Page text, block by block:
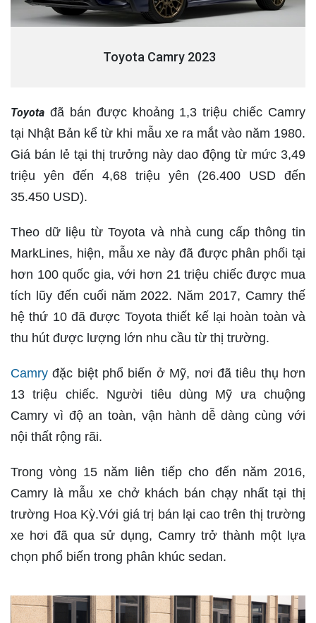
Toyota Camry 2023
Toyota đã bán được khoảng 1,3 triệu chiếc Camry
tại Nhật Bản kể từ khi mẫu xe ra mắt vào năm 1980.
Giá bán lẻ tại thị trưởng này dao động từ mức 3,49
triệu yên đến 4,68 triệu yên (26.400 USD đến
35.450 USD).
Theo dữ liệu từ Toyota và nhà cung cấp thông tin
MarkLines, hiện, mẫu xe này đã được phân phối tại
hơn 100 quốc gia, với hơn 21 triệu chiếc được mua
tích lũy đến cuối năm 2022. Năm 2017, Camry thế
hệ thứ 10 đã được Toyota thiết kế lại hoàn toàn và
thu hút được lượng lớn nhu cầu từ thị trường.
Camry đặc biệt phổ biến ở Mỹ, nơi đã tiêu thụ hơn
13 triệu chiếc. Người tiêu dùng Mỹ ưa chuộng
Camry vì độ an toàn, vận hành dễ dàng cùng với
nội thất rộng rãi.
Trong vòng 15 năm liên tiếp cho đến năm 2016,
Camry là mẫu xe chở khách bán chạy nhất tại thị
trường Hoa Kỳ.Với giá trị bán lại cao trên thị trường
xe hơi đã qua sử dụng, Camry trở thành một lựa
chọn phổ biến trong phân khúc sedan.